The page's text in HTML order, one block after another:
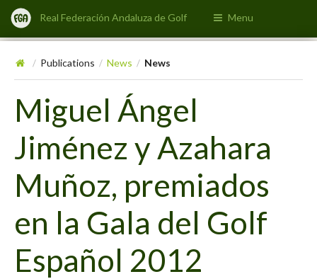
Real Federación Andaluza de Golf Menu
/ Publications / News / News
Miguel Ángel
Jiménez y Azahara
Muñoz, premiados
en la Gala del Golf
Español 2012